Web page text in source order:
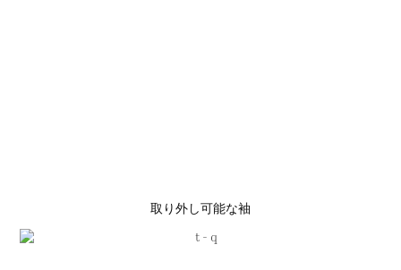
取り外し可能な袖